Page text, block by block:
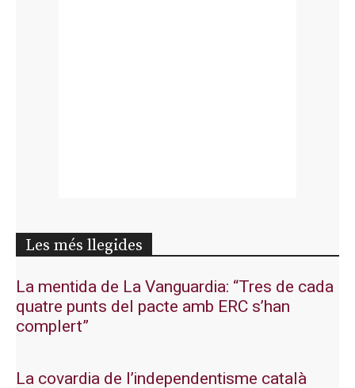
Les més llegides
La mentida de La Vanguardia: “Tres de cada
quatre punts del pacte amb ERC s’han
complert”
La covardia de l’independentisme català